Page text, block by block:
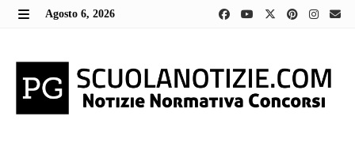
Skip
Agosto 6, 2026